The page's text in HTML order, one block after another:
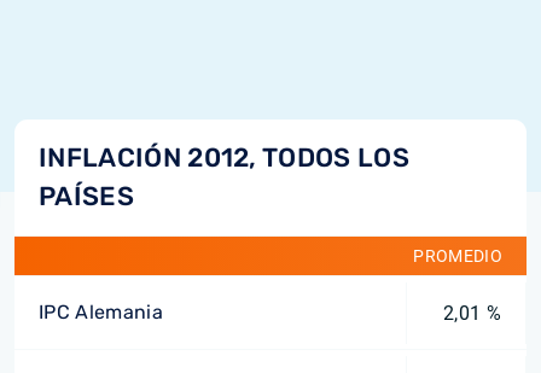
INFLACIÓN 2012, TODOS LOS
PAÍSES
PROMEDIO
IPC Alemania 2,01 %